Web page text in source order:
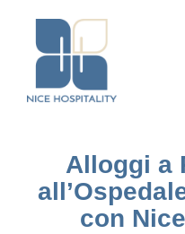
Alloggi a
con